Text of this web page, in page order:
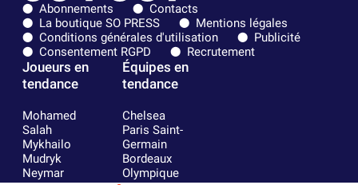
Abonnements
Contacts
La boutique SO PRESS
Mentions légales
Conditions générales d'utilisation
Publicité
Consentement RGPD
Recrutement
Joueurs en
tendance
Mohamed
Salah
Mykhailo
Mudryk
Neymar
Équipes en
tendance
Chelsea
Paris Saint-
Germain
Bordeaux
Olympique